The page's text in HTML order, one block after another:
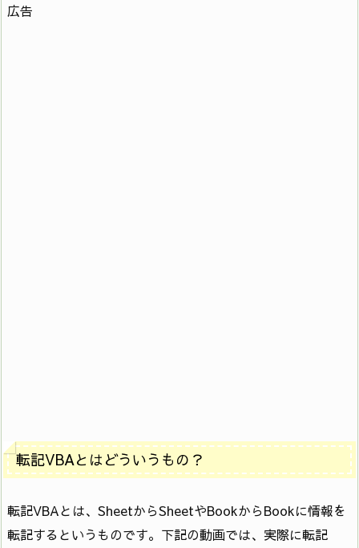
広告
転記VBAとはどういうもの？
転記VBAとは、SheetからSheetやBookからBookに情報を
転記するというものです。下記の動画では、実際に転記